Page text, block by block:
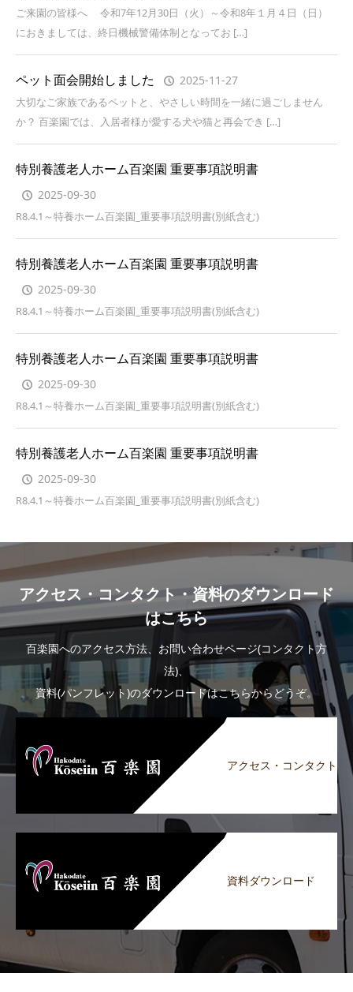
ご来園の皆様へ 令和7年12月30日（火）～令和8年１月４日（日）
におきましては、終日機械警備体制となってお […]
ペット面会開始しました 2025-11-27
大切なご家族であるペットと、やさしい時間を一緒に過ごしません
か？ 百楽園では、入居者様が愛する犬や猫と再会でき […]
特別養護老人ホーム百楽園 重要事項説明書
2025-09-30
R8.4.1～特養ホーム百楽園_重要事項説明書(別紙含む)
特別養護老人ホーム百楽園 重要事項説明書
2025-09-30
R8.4.1～特養ホーム百楽園_重要事項説明書(別紙含む)
特別養護老人ホーム百楽園 重要事項説明書
2025-09-30
R8.4.1～特養ホーム百楽園_重要事項説明書(別紙含む)
特別養護老人ホーム百楽園 重要事項説明書
2025-09-30
R8.4.1～特養ホーム百楽園_重要事項説明書(別紙含む)
アクセス・コンタクト・資料のダウンロード
はこちら
百楽園へのアクセス方法、お問い合わせページ(コンタクト方
法)、
資料(パンフレット)のダウンロードはこちらからどうぞ。
アクセス・コンタクト
資料ダウンロード